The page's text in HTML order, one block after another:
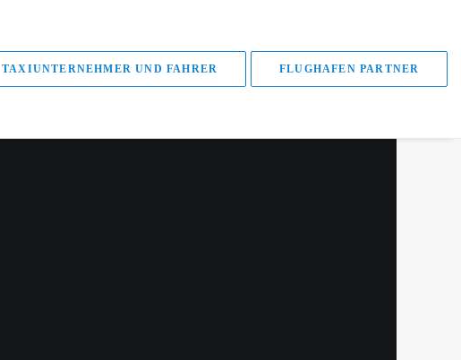
TAXIUNTERNEHMER UND FAHRER FLUGHAFEN PARTNER